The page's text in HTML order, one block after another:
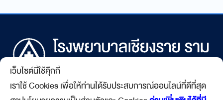
เว็บไซต์นี้ใช้คุ๊กกี้
เราใช้ Cookies เพื่อให้ท่านได้รับประสบการณ์ออนไลน์ที่ดีที่สุด
123 ม.26 ถ.พหลโยธิน ต.รอบเวียง